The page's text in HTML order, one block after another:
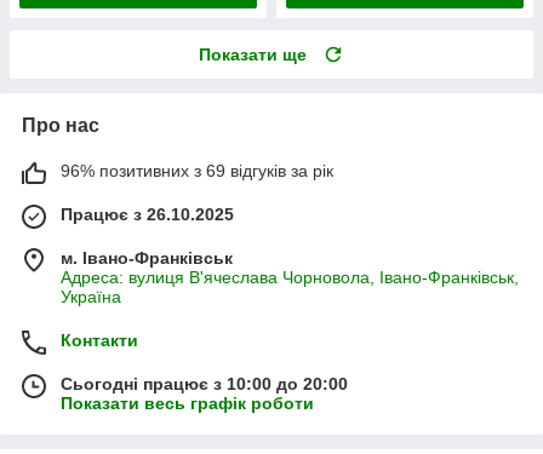
Показати ще
Про нас
96% позитивних з 69 відгуків за рік
Працює з 26.10.2025
м. Івано-Франківськ
Адреса: вулиця В'ячеслава Чорновола, Івано-Франківськ,
Україна
Контакти
Сьогодні працює з 10:00 до 20:00
Показати весь графік роботи